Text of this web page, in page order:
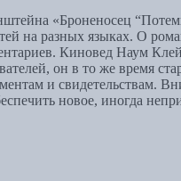
«Броненосец
на разных языках. О
Киновед Наум
он в то же время
и свидетельствам.
новое, иногда